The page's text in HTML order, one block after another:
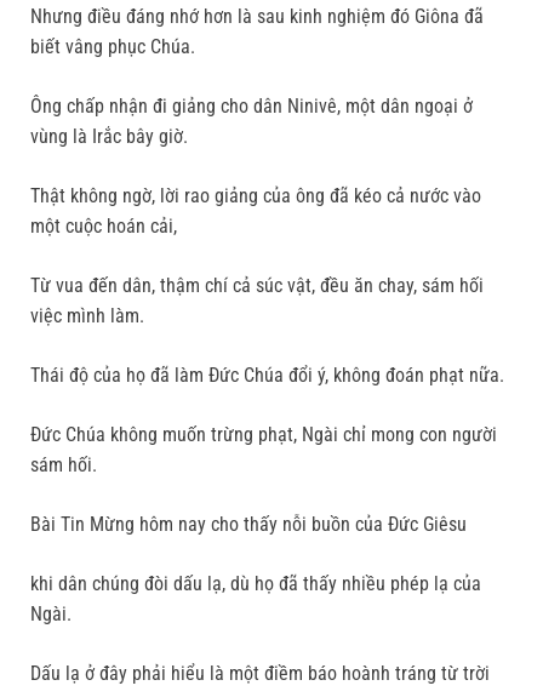
Nhưng điều đáng nhớ hơn là sau kinh nghiệm đó Giôna đã
biết vâng phục Chúa.
Ông chấp nhận đi giảng cho dân Ninivê, một dân ngoại ở
vùng là Irắc bây giờ.
Thật không ngờ, lời rao giảng của ông đã kéo cả nước vào
một cuộc hoán cải,
Từ vua đến dân, thậm chí cả súc vật, đều ăn chay, sám hối
việc mình làm.
Thái độ của họ đã làm Đức Chúa đổi ý, không đoán phạt nữa.
Đức Chúa không muốn trừng phạt, Ngài chỉ mong con người
sám hối.
Bài Tin Mừng hôm nay cho thấy nỗi buồn của Đức Giêsu
khi dân chúng đòi dấu lạ, dù họ đã thấy nhiều phép lạ của
Ngài.
Dấu lạ ở đây phải hiểu là một điềm báo hoành tráng từ trời